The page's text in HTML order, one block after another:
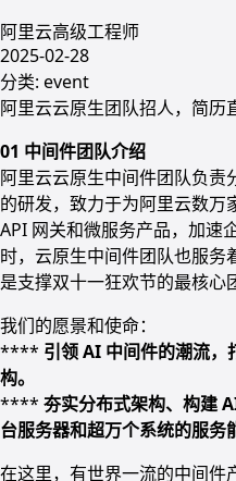
阿里云高级工程师
2025-02-28
分类: event
阿里云云原生团队招人，简历
01 中间件团队介绍
阿里云云原生中间件团队负
的研发，致力于为阿里云数万
API 网关和微服务产品，加速
时，云原生中间件团队也服务
是支撑双十一狂欢节的最核心
我们的愿景和使命：
**** 引领 AI 中间件的潮流
构。
**** 夯实分布式架构、构建
台服务器和超万个系统的服务
在这里，有世界一流的中间件